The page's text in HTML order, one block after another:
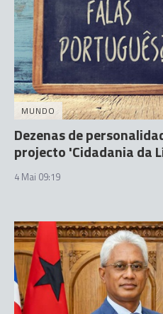
MUNDO
Dezenas de
projecto 'Cidadania da
4 Mai 09:19